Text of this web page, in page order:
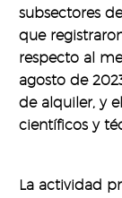
subsectores
que
respecto al
agosto de
de alquiler, y
científicos y
La actividad